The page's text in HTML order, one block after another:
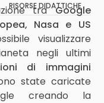
RISORSE DIDATTICHE
traGoogle
Nasa e US
visualizzare
negli ultimi
di immagini
state caricate
creando la